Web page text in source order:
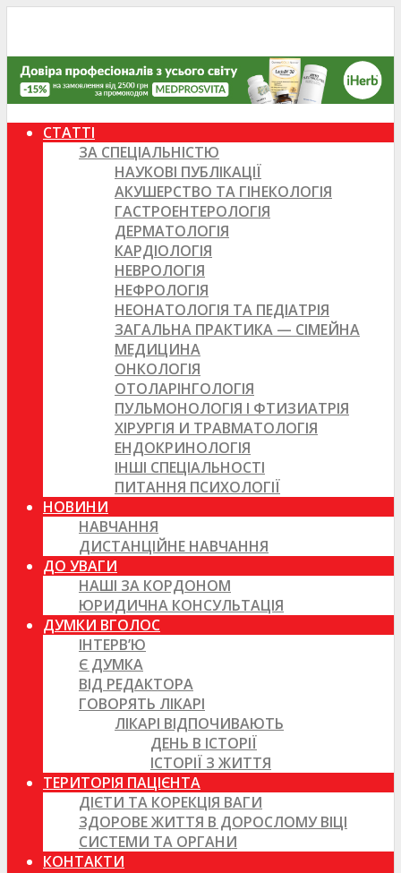
СТАТТІ
ЗА СПЕЦІАЛЬНІСТЮ
НАУКОВІ ПУБЛІКАЦІЇ
АКУШЕРСТВО ТА ГІНЕКОЛОГІЯ
ГАСТРОЕНТЕРОЛОГІЯ
ДЕРМАТОЛОГІЯ
КАРДІОЛОГІЯ
НЕВРОЛОГІЯ
НЕФРОЛОГІЯ
НЕОНАТОЛОГІЯ ТА ПЕДІАТРІЯ
ЗАГАЛЬНА ПРАКТИКА — СІМЕЙНА
МЕДИЦИНА
ОНКОЛОГІЯ
ОТОЛАРІНГОЛОГІЯ
ПУЛЬМОНОЛОГІЯ І ФТИЗИАТРІЯ
ХІРУРГІЯ И ТРАВМАТОЛОГІЯ
ЕНДОКРИНОЛОГІЯ
ІНШІ СПЕЦІАЛЬНОСТІ
ПИТАННЯ ПСИХОЛОГІЇ
НОВИНИ
НАВЧАННЯ
ДИСТАНЦІЙНЕ НАВЧАННЯ
ДО УВАГИ
НАШІ ЗА КОРДОНОМ
ЮРИДИЧНА КОНСУЛЬТАЦІЯ
ДУМКИ ВГОЛОС
ІНТЕРВ’Ю
Є ДУМКА
ВІД РЕДАКТОРА
ГОВОРЯТЬ ЛІКАРІ
ЛІКАРІ ВІДПОЧИВАЮТЬ
ДЕНЬ В ІСТОРІЇ
ІСТОРІЇ З ЖИТТЯ
ТЕРИТОРІЯ ПАЦІЄНТА
ДІЄТИ ТА КОРЕКЦІЯ ВАГИ
ЗДОРОВЕ ЖИТТЯ В ДОРОСЛОМУ ВІЦІ
СИСТЕМИ ТА ОРГАНИ
КОНТАКТИ